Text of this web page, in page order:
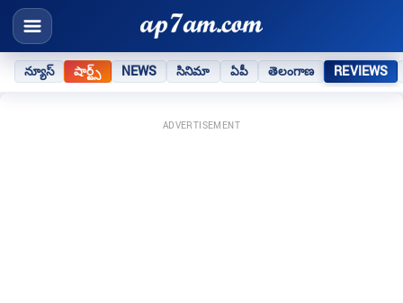
న్యూస్ షార్ట్స్ NEWS సినిమా ఏపీ తెలంగాణ REVIEWS
ADVERTISEMENT